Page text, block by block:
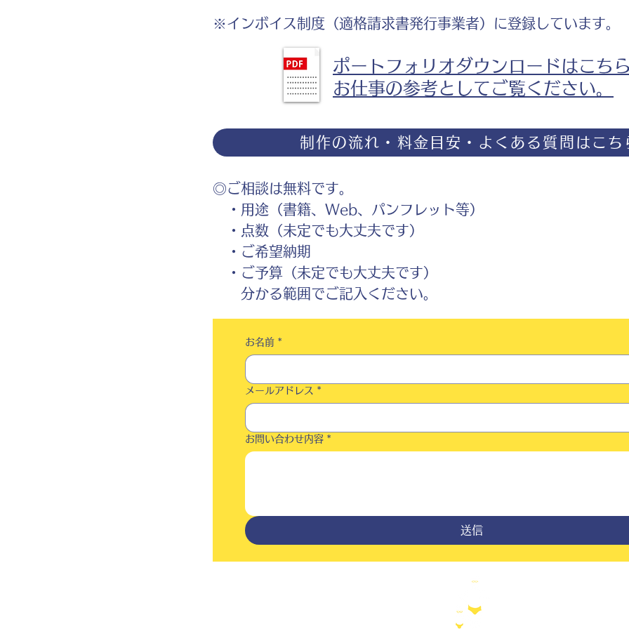
※インボイス制度（適格請求書発行事業者）に登録しています。
ポートフォリオダウンロードはこち
お仕事の参考としてご覧ください。
制作の流れ・料金目安・よくある質問はこち
◎ご相談は無料です。
・用途（書籍、Web、パンフレット等）
・点数（未定でも大丈夫です）
・ご希望納期
・ご予算（未定でも大丈夫です）
分かる範囲でご記入ください。
お名前 *
メールアドレス *
お問い合わせ内容 *
送信